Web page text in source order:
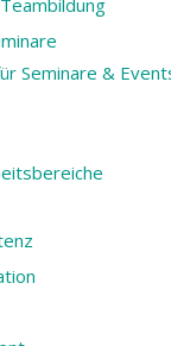
Seminare &